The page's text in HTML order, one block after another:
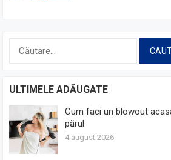
Caută
ULTIMELE ADĂUGATE
Cum faci un blowout
părul
4 august 2026